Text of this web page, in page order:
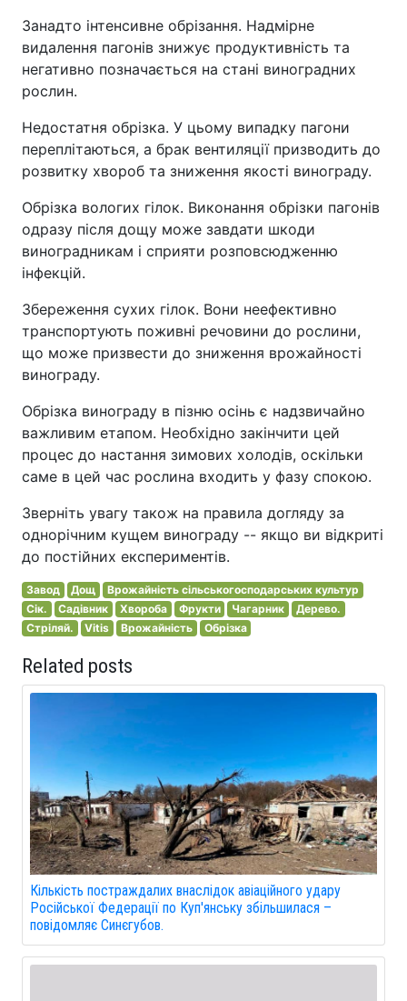
Занадто інтенсивне обрізання. Надмірне
видалення пагонів знижує продуктивність та
негативно позначається на стані виноградних
рослин.
Недостатня обрізка. У цьому випадку пагони
переплітаються, а брак вентиляції призводить до
розвитку хвороб та зниження якості винограду.
Обрізка вологих гілок. Виконання обрізки пагонів
одразу після дощу може завдати шкоди
виноградникам і сприяти розповсюдженню
інфекцій.
Збереження сухих гілок. Вони неефективно
транспортують поживні речовини до рослини,
що може призвести до зниження врожайності
винограду.
Обрізка винограду в пізню осінь є надзвичайно
важливим етапом. Необхідно закінчити цей
процес до настання зимових холодів, оскільки
саме в цей час рослина входить у фазу спокою.
Зверніть увагу також на правила догляду за
однорічним кущем винограду -- якщо ви відкриті
до постійних експериментів.
Завод Дощ
Врожайність сільськогосподарських культур
Сік.
Садівник Хвороба Фрукти Чагарник
Дерево.
Стріляй.
Vitis Врожайність Обрізка
Related posts
Кількість постраждалих внаслідок авіаційного удару
Російської Федерації по Куп'янську збільшилася –
повідомляє Синєгубов.